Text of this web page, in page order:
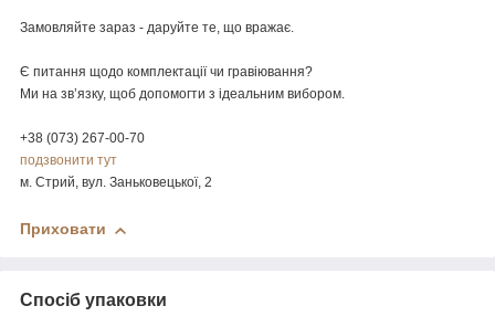
Замовляйте зараз - даруйте те, що вражає.
Є питання щодо комплектації чи гравіювання?
Ми на зв’язку, щоб допомогти з ідеальним вибором.
+38 (073) 267-00-70
подзвонити тут
м. Стрий, вул. Заньковецької, 2
Приховати
Спосіб упаковки